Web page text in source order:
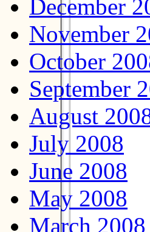
December
November
October
September
August
July 2008
June 2008
May 2008
March 2008